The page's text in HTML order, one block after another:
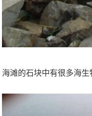
海滩的石块中有很多海